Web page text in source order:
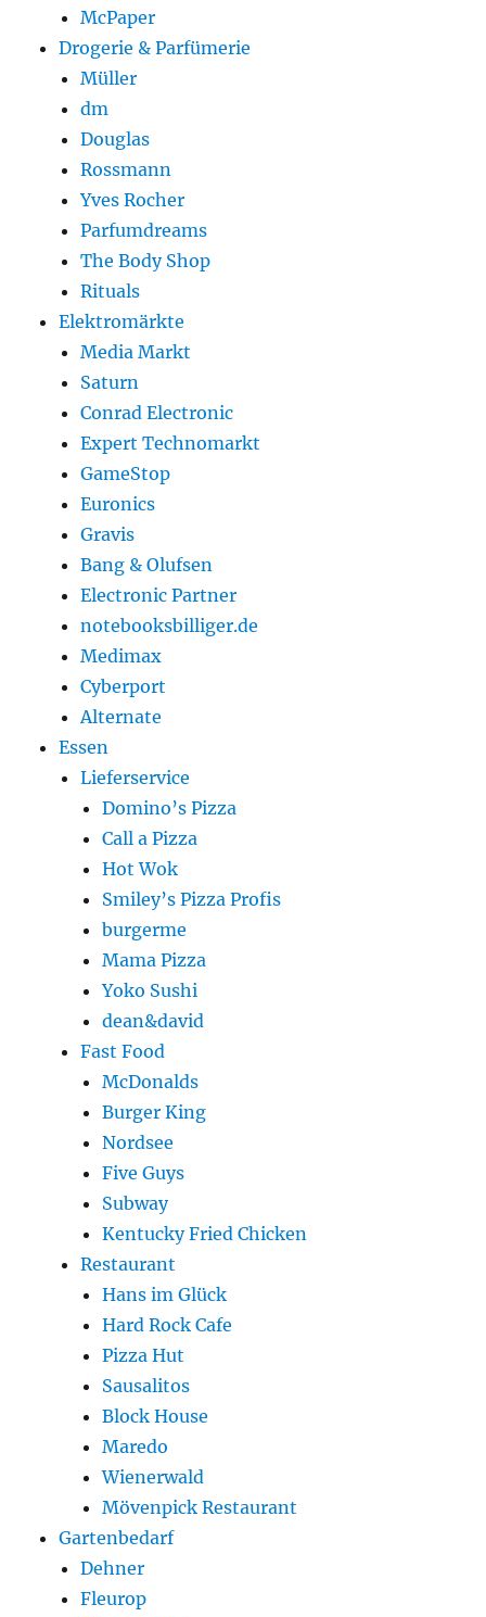
McPaper
Drogerie & Parfümerie
Müller
dm
Douglas
Rossmann
Yves Rocher
Parfumdreams
The Body Shop
Rituals
Elektromärkte
Media Markt
Saturn
Conrad Electronic
Expert Technomarkt
GameStop
Euronics
Gravis
Bang & Olufsen
Electronic Partner
notebooksbilliger.de
Medimax
Cyberport
Alternate
Essen
Lieferservice
Domino’s Pizza
Call a Pizza
Hot Wok
Smiley’s Pizza Profis
burgerme
Mama Pizza
Yoko Sushi
dean&david
Fast Food
McDonalds
Burger King
Nordsee
Five Guys
Subway
Kentucky Fried Chicken
Restaurant
Hans im Glück
Hard Rock Cafe
Pizza Hut
Sausalitos
Block House
Maredo
Wienerwald
Mövenpick Restaurant
Gartenbedarf
Dehner
Fleurop